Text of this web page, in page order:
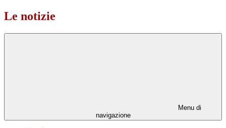
Le notizie
Menu di
navigazione